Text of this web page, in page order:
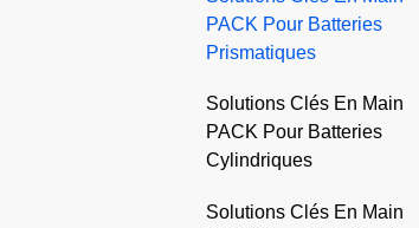
PACK Pour Batteries
Prismatiques
Solutions Clés En Main
PACK Pour Batteries
Cylindriques
Solutions Clés En Main